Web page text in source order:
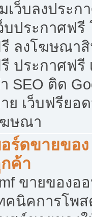
เว็บลงประก
บประกาศฟ
ลงโฆษณา
ประกาศฟรี
SEO ติด
ย เว็บฟรียอ
ษณา
ร์ดขายของ
ค้า
ขายของอ
คนิคการโพ